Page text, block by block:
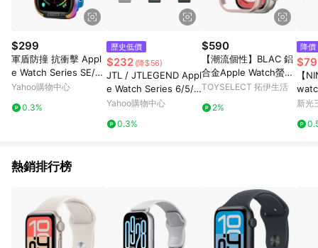
$299
軍盾防撞 抗衝擊 Appl
e Watch Series SE/6/
5/4 (40mm) 鋁合金雙
Yahoo購物中心
0.3%
歷史低價
$232 (降$56)
JTL / JTLEGEND Appl
e Watch Series 6/5/
4/SE (44mm) ShockRi
Yahoo購物中心
0.3%
$590
【潮流個性】BLAC 鋁
合金Apple Watch螢幕
保護框
TOYSELECT 拓伊生活
2%
降價
【
帶
新光
熱銷排行榜